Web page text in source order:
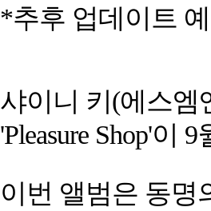
*추후 업데이트
샤이니 키(에스엠
'Pleasure Shop'이
이번 앨범은 동명